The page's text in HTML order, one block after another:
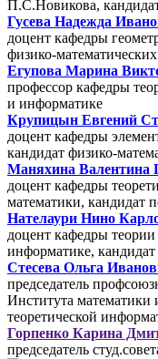
П.С.Новикова,
Гусева Надежда
доцент кафедры
физико-
Егупова Марина
профессор кафедры
и информатике
Крупицын Евгений
доцент кафедры
кандидат физико-
Маняхина Валентина
доцент кафедры
математики, кандидат
Нателаури Нино
доцент кафедры
информатике, кандидат
Стесева Ольга
председатель
Института
теоретической
Горпенко Карина
председатель